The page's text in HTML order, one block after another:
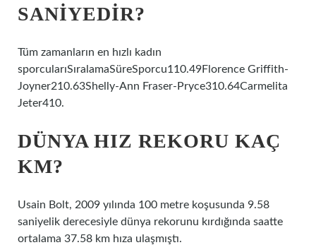
SANIYEDIR?
Tüm zamanların en hızlı kadın
sporcularıSıralamaSüreSporcu110.49Florence Griffith-
Joyner210.63Shelly-Ann Fraser-Pryce310.64Carmelita
Jeter410.
DÜNYA HIZ REKORU KAÇ
KM?
Usain Bolt, 2009 yılında 100 metre koşusunda 9.58
saniyelik derecesiyle dünya rekorunu kırdığında saatte
ortalama 37.58 km hıza ulaşmıştı.